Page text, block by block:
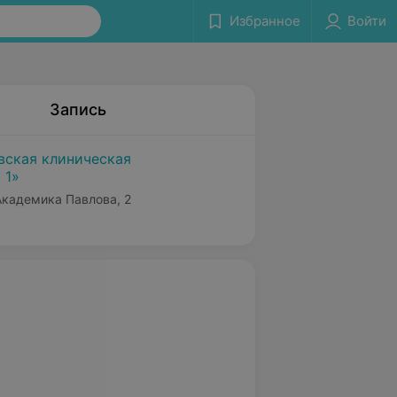
Избранное Войти
Запись
клиническая
Павлова, 2